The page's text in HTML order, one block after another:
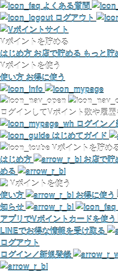
よくある質問
ログアウト
Vポイントを貯める
はじめ方 お店で貯める もっと貯
Vポイントを使う
使い方 お得に使う
ログインしてVポイント数や履
ログイン
はじめてガイド
Vポイントを貯め
はじめ方
お店で貯
める
Vポイントを使う
使い方
お得に使う
知らせ
アプリでVポイントカードを使う
LINEでお得な情報を受け取る
ログアウト
ログイン／新規登録